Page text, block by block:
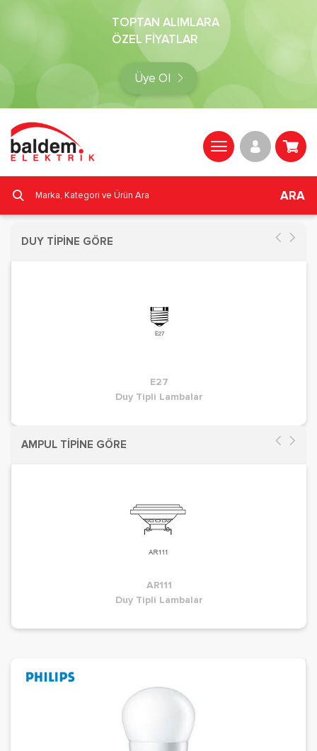
TOPTAN ALIMLARA
ÖZEL FİYATLAR
Üye Ol
ARA
DUY TİPİNE GÖRE
E27
Duy Tipli Lambalar
AMPUL TİPİNE GÖRE
AR111
Duy Tipli Lambalar